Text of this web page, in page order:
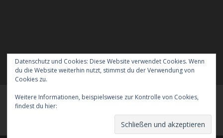
Datenschutz und Cookies: Diese Website verwendet Cookies. Wenn
du die Website weiterhin nutzt, stimmst du der Verwendung von
Cookies zu.
Weitere Informationen, beispielsweise zur Kontrolle von Cookies,
findest du hier:
Meraner Höhenweg wandern mit Hund
Verreisen mit Hund nach England
Das Impressum